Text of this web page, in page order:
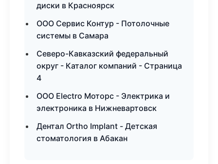
диски в Красноярск
ООО Сервис Контур - Потолочные
системы в Самара
Северо-Кавказский федеральный
округ - Каталог компаний - Страница
4
ООО Electro Моторс - Электрика и
электроника в Нижневартовск
Дентал Ortho Implant - Детская
стоматология в Абакан